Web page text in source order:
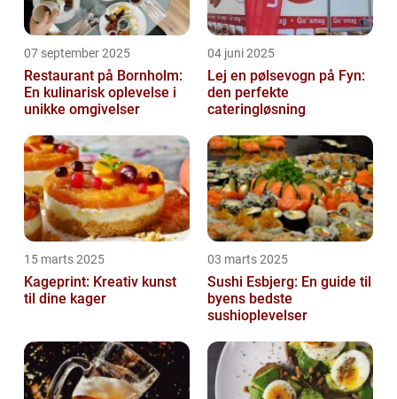
07 september 2025
Restaurant på Bornholm:
En kulinarisk oplevelse i
unikke omgivelser
04 juni 2025
Lej en pølsevogn på Fyn:
den perfekte
cateringløsning
15 marts 2025
Kageprint: Kreativ kunst
til dine kager
03 marts 2025
Sushi Esbjerg: En guide til
byens bedste
sushioplevelser